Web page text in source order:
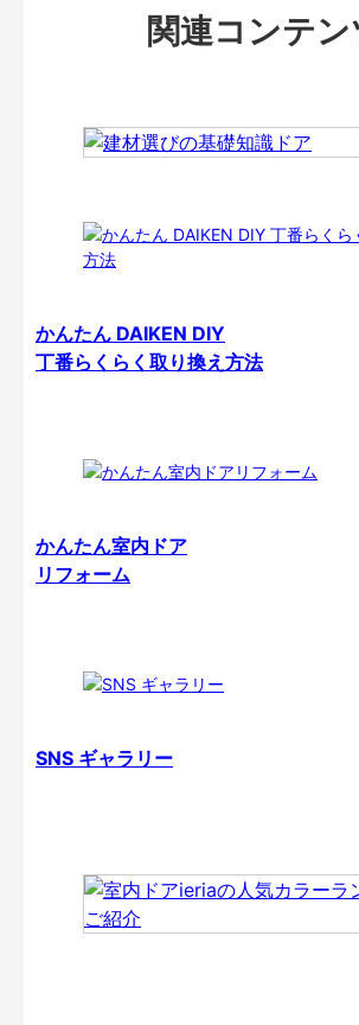
関連コンテン
かんたん DAIKEN DIY
丁番らくらく取り換え方法
かんたん室内ドア
リフォーム
SNS ギャラリー